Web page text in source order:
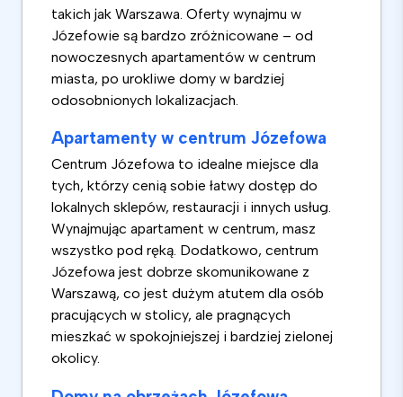
takich jak Warszawa. Oferty wynajmu w
Józefowie są bardzo zróżnicowane – od
nowoczesnych apartamentów w centrum
miasta, po urokliwe domy w bardziej
odosobnionych lokalizacjach.
Apartamenty w centrum Józefowa
Centrum Józefowa to idealne miejsce dla
tych, którzy cenią sobie łatwy dostęp do
lokalnych sklepów, restauracji i innych usług.
Wynajmując apartament w centrum, masz
wszystko pod ręką. Dodatkowo, centrum
Józefowa jest dobrze skomunikowane z
Warszawą, co jest dużym atutem dla osób
pracujących w stolicy, ale pragnących
mieszkać w spokojniejszej i bardziej zielonej
okolicy.